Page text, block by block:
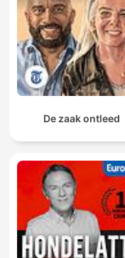
De zaak ontleed